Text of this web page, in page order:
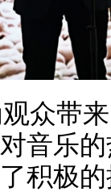
众带
音乐
积极